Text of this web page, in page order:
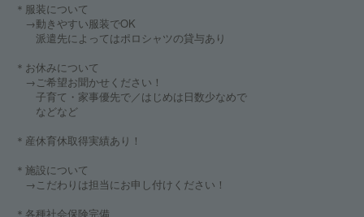
＊服装について
→動きやすい服装でOK
派遣先によってはポロシャツの貸与あり
＊お休みについて
→ご希望お聞かせください！
子育て・家事優先で／はじめは日数少なめで
などなど
＊産休育休取得実績あり！
＊施設について
→こだわりは担当にお申し付けください！
＊各種社会保険完備